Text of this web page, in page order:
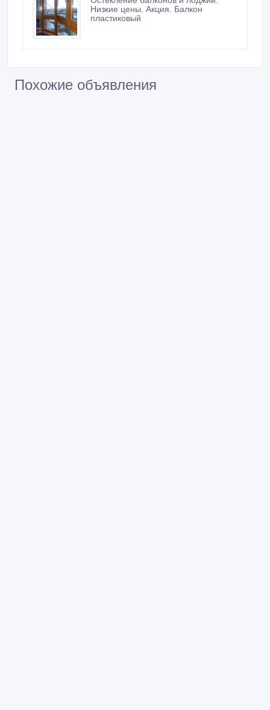
Низкие цены. Акция. Балкон
пластиковый
Похожие объявления